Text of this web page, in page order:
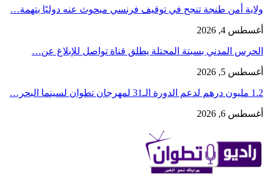
ولاية أمن طنجة تنجح في توقيف فرنسي مبحوث عنه دوليًا بتهمة…
أغسطس 4, 2026
الحرس المدني بسبتة المحتلة يطلق قناة تواصل للإبلاغ عن…
أغسطس 5, 2026
1.2 مليون درهم لدعم الدورة الـ31 لمهرجان تطوان لسينما البحر…
أغسطس 6, 2026